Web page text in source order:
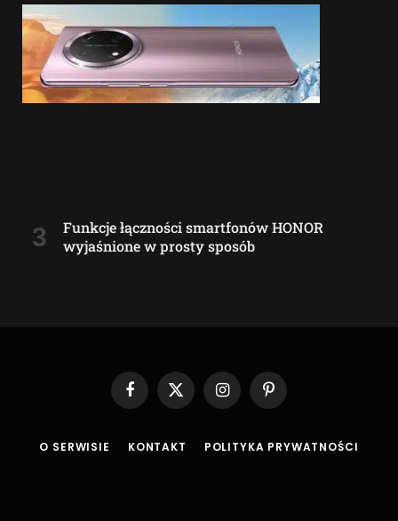
Funkcje łączności smartfonów HONOR
wyjaśnione w prosty sposób
Facebook
X
(Twitter)
InstagramPinterest
O SERWISIE KONTAKT POLITYKA PRYWATNOŚCI